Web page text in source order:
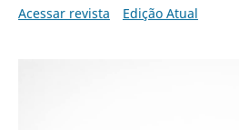
Acessar revista
Edição Atual